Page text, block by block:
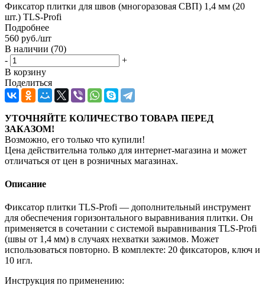
Фиксатор плитки для швов (многоразовая СВП) 1,4 мм (20
шт.) TLS-Profi
Подробнее
560 руб./шт
В наличии (70)
-
+
В корзину
Поделиться
УТОЧНЯЙТЕ КОЛИЧЕСТВО ТОВАРА ПЕРЕД
ЗАКАЗОМ!
Возможно, его только что купили!
Цена действительна только для интернет-магазина и может
отличаться от цен в розничных магазинах.
Описание
Фиксатор плитки TLS-Profi — дополнительный инструмент
для обеспечения горизонтального выравнивания плитки. Он
применяется в сочетании с системой выравнивания TLS-Profi
(швы от 1,4 мм) в случаях нехватки зажимов. Может
использоваться повторно. В комплекте: 20 фиксаторов, ключ и
10 игл.
Инструкция по применению: